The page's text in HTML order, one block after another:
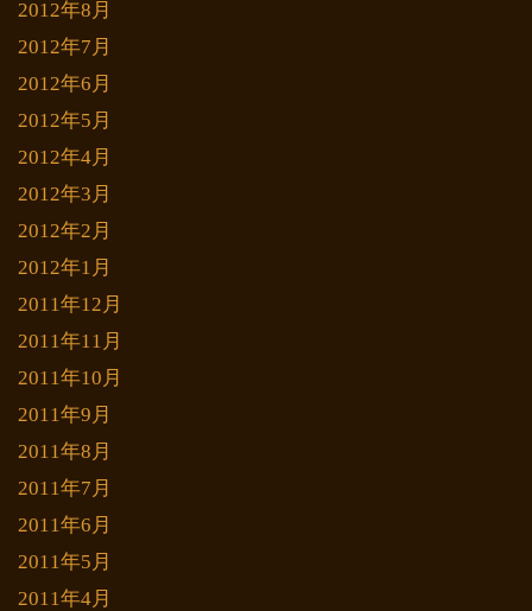
2012年8月
2012年7月
2012年6月
2012年5月
2012年4月
2012年3月
2012年2月
2012年1月
2011年12月
2011年11月
2011年10月
2011年9月
2011年8月
2011年7月
2011年6月
2011年5月
2011年4月